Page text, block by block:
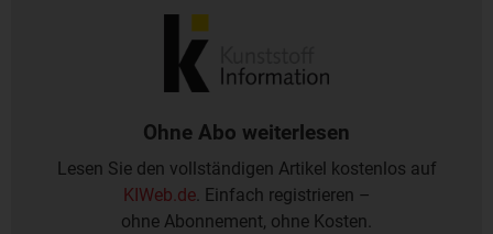
Nettogewinn geben.
Ohne Abo weiterlesen
Lesen Sie den vollständigen Artikel kostenlos auf
KIWeb.de. Einfach registrieren –
ohne Abonnement, ohne Kosten.